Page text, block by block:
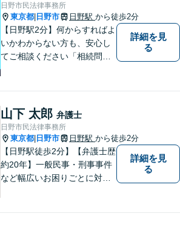
日野市民法律事務所
東京都 日野市 日野駅 から徒歩2分
【日野駅2分】何からすればよ
いかわからない方も、安心し
てご相談ください「相続問
ト：誹謗中傷の削除、発信者
情報開示請求、名誉毀損によ
る損害賠償、企業や飲食店の
風評被害対策など」
詳細を見
る
山下 太郎 弁護士
日野市民法律事務所
東京都 日野市 日野駅 から徒歩2分
【日野駅徒歩2分】【弁護士歴
約20年】一般民事・刑事事件
など幅広いお困りごとに対応
詳細を見
る